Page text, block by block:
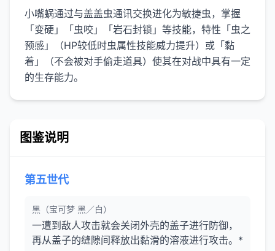
小嘴蜗通过与盖盖虫通讯交换进化为敏捷虫，掌握
「变硬」「虫咬」「岩石封锁」等技能，特性「虫之
预感」（HP较低时虫属性技能威力提升）或「黏
着」（不会被对手偷走道具）使其在对战中具有一定
的生存能力。
图鉴说明
第五世代
黑（宝可梦 黑／白）
一遭到敌人攻击就会关闭外壳的盖子进行防御，
再从盖子的缝隙间释放出黏滑的溶液进行攻击。*